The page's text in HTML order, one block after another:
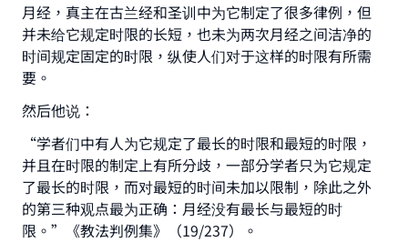
月经，真主在古兰经和圣训中为它制定了很多律例，但
并未给它规定时限的长短，也未为两次月经之间洁净的
时间规定固定的时限，纵使人们对于这样的时限有所需
要。
然后他说：
“学者们中有人为它规定了最长的时限和最短的时限，
并且在时限的制定上有所分歧，一部分学者只为它规定
了最长的时限，而对最短的时间未加以限制，除此之外
的第三种观点最为正确：月经没有最长与最短的时
限。”《教法判例集》（19/237）。